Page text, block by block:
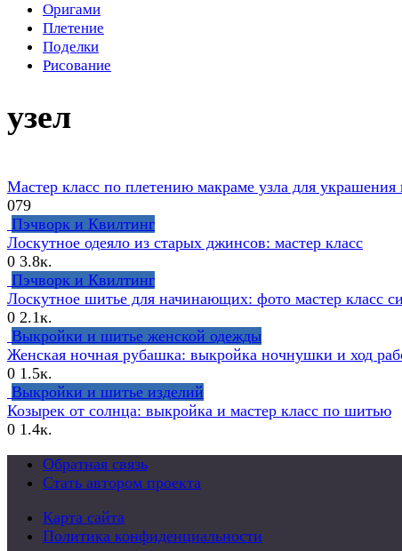
Оригами
Плетение
Поделки
Рисование
узел
Мастер класс по плетению макраме узла для украшения
079
Пэчворк и Квилтинг
Лоскутное одеяло из старых джинсов: мастер класс
0 3.8к.
Пэчворк и Квилтинг
Лоскутное шитье для начинающих: фото мастер класс
0 2.1к.
Выкройки и шитье женской одежды
Женская ночная рубашка: выкройка ночнушки и ход
0 1.5к.
Выкройки и шитье изделий
Козырек от солнца: выкройка и мастер класс по шитью
0 1.4к.
Обратная связь
Стать автором проекта
Карта сайта
Политика конфиденциальности